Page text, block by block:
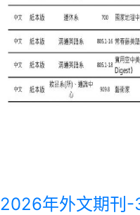
2026年外文期刊-